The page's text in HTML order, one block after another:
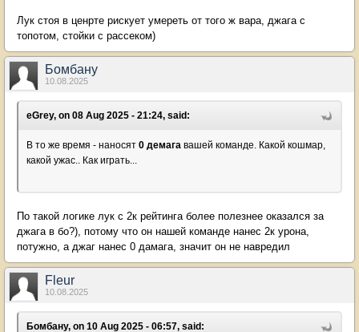
Лук стоя в ценрте рискует умереть от того ж вара, джага с
топотом, стойки с рассеком)
Бомбану
10.08.2025
eGrey, on 08 Aug 2025 - 21:24, said:
В то же время - наносят 0 демага вашей команде. Какой кошмар,
какой ужас.. Как играть...
По такой логике лук с 2к рейтинга более полезнее оказался за
джага в бо?), потому что он нашей команде нанес 2к урона,
потужно, а джаг нанес 0 дамага, значит он не навредил
Fleur
10.08.2025
Бомбану, on 10 Aug 2025 - 06:57, said: